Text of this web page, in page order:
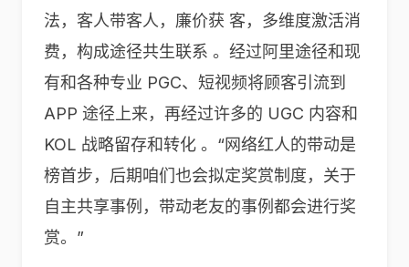
法，客人带客人，廉价获 客，多维度激活消
费，构成途径共生联系 。经过阿里途径和现
有和各种专业 PGC、短视频将顾客引流到
APP 途径上来，再经过许多的 UGC 内容和
KOL 战略留存和转化 。“网络红人的带动是
榜首步，后期咱们也会拟定奖赏制度，关于
自主共享事例，带动老友的事例都会进行奖
赏。”